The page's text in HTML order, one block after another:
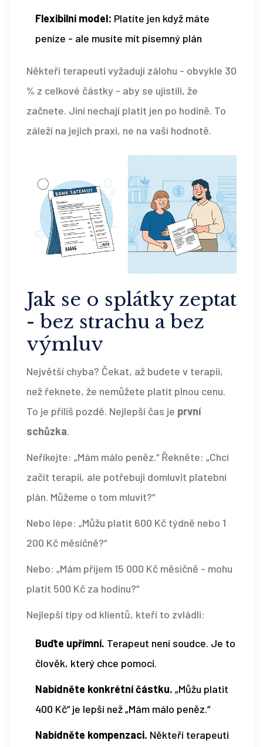
Flexibilní model: Platíte jen když máte
peníze - ale musíte mít písemný plán
Někteří terapeuti vyžadují zálohu - obvykle 30
% z celkové částky - aby se ujistili, že
začnete. Jiní nechají platit jen po hodině. To
záleží na jejich praxi, ne na vaší hodnotě.
Jak se o splátky zeptat
- bez strachu a bez
výmluv
Největší chyba? Čekat, až budete v terapii,
než řeknete, že nemůžete platit plnou cenu.
To je příliš pozdě. Nejlepší čas je první
schůzka.
Neříkejte: „Mám málo peněz.“ Řekněte: „Chci
začít terapii, ale potřebuji domluvit platební
plán. Můžeme o tom mluvit?“
Nebo lépe: „Můžu platit 600 Kč týdně nebo 1
200 Kč měsíčně?“
Nebo: „Mám příjem 15 000 Kč měsíčně - mohu
platit 500 Kč za hodinu?“
Nejlepší tipy od klientů, kteří to zvládli:
Buďte upřímní. Terapeut není soudce. Je to
člověk, který chce pomoci.
Nabídněte konkrétní částku. „Můžu platit
400 Kč“ je lepší než „Mám málo peněz.“
Nabídněte kompenzaci. Někteří terapeuti